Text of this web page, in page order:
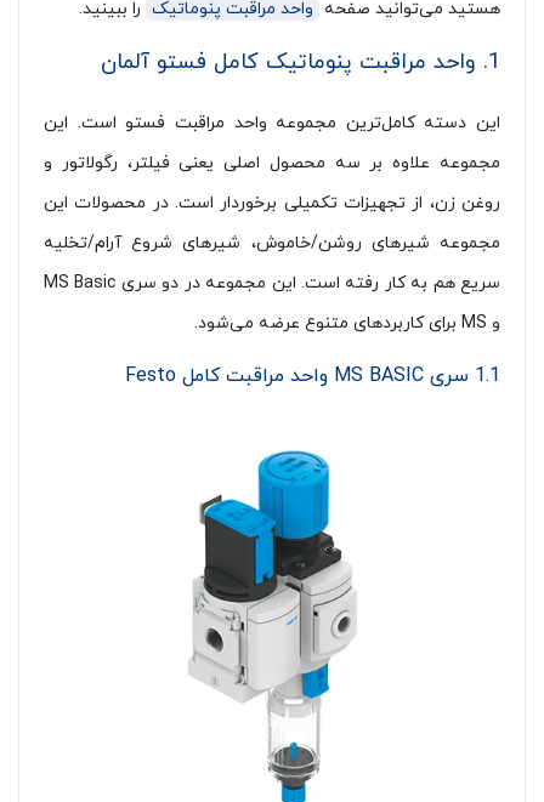
هستید می‌توانید صفحه واحد مراقبت پنوماتیک را ببینید.
1. واحد مراقبت پنوماتیک کامل فستو آلمان
این دسته کامل‌ترین مجموعه واحد مراقبت فستو است. این
مجموعه علاوه بر سه محصول اصلی یعنی فیلتر، رگولاتور و
روغن زن، از تجهیزات تکمیلی برخوردار است. در محصولات این
مجموعه شیرهای روشن/خاموش، شیرهای شروع آرام/تخلیه
سریع هم به کار رفته است. این مجموعه در دو سری MS Basic
و MS برای کاربردهای متنوع عرضه می‌شود.
1.1 سری MS BASIC واحد مراقبت کامل Festo